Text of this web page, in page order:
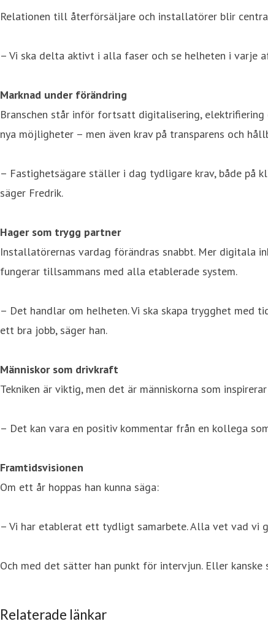
Relationen till återförsäljare och installatörer blir
– Vi ska delta aktivt i alla faser och se helheten i varje
Marknad under förändring
Branschen står inför fortsatt digitalisering,
nya möjligheter – men även krav på transparens och
– Fastighetsägare ställer i dag tydligare krav, både på
säger Fredrik.
Hager som trygg partner
Installatörernas vardag förändras snabbt. Mer digitala
fungerar tillsammans med alla etablerade system.
– Det handlar om helheten. Vi ska skapa trygghet
ett bra jobb, säger han.
Människor som drivkraft
Tekniken är viktig, men det är människorna som
– Det kan vara en positiv kommentar från en kollega
Framtidsvisionen
Om ett år hoppas han kunna säga:
– Vi har etablerat ett tydligt samarbete. Alla vet vad vi
Och med det sätter han punkt för intervjun. Eller
Relaterade länkar